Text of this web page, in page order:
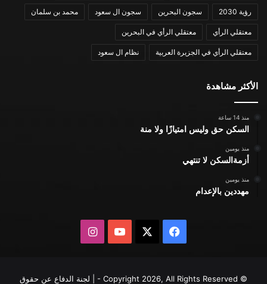
رؤية 2030 سجون البحرين سجون ال سعود محمد بن سلمان
معتقلي الرأي معتقلي الرأي في البحرين
معتقلي الرأي في الجزيرة العربية نظام ال سعود
الأكثر مشاهدة
منذ 14 ساعة
السكن حق وليس امتيازًا ولا منة
منذ يومين
أزمةالسكن لا تنتهي
منذ يومين
مهددين بالإعدام
فيسبوك يوتيوبانستقرام
© Copyright 2026, All Rights Reserved - | لجنة الدفاع عن حقوق